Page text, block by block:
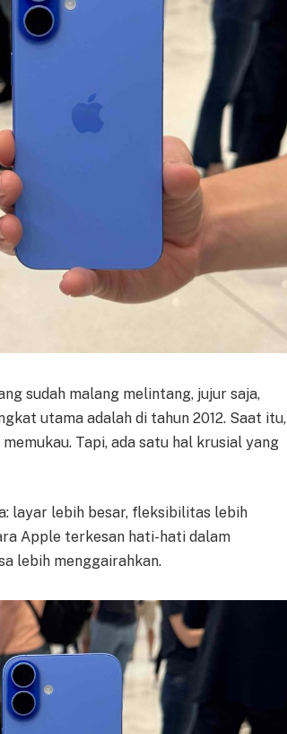
sudah malang melintang, jujur saja,
utama adalah di tahun 2012. Saat itu,
Tapi, ada satu hal krusial yang
layar lebih besar, fleksibilitas lebih
Apple terkesan hati-hati dalam
lebih menggairahkan.